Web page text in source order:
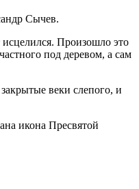
Сычев.
Произошло это
под деревом, а сам
веки слепого, и
икона Пресвятой